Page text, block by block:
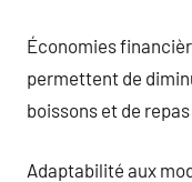
Économies
permettent de
boissons et de
Adaptabilité aux